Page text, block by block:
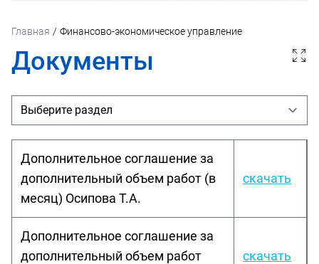
Главная / Финансово-экономическое управление
Документы
Дополнительное соглашение за
дополнительный объем работ (в
месяц) Осипова Т.А.
скачать
Дополнительное соглашение за
дополнительный объем работ
скачать